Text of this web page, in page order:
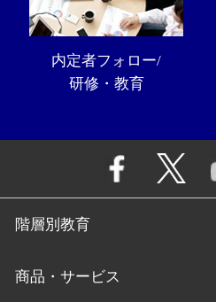
内定者フォロー/
研修・教育
階層別教育
商品・サービス